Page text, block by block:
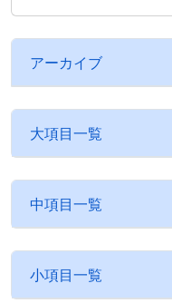
アーカイブ
大項目一覧
中項目一覧
小項目一覧